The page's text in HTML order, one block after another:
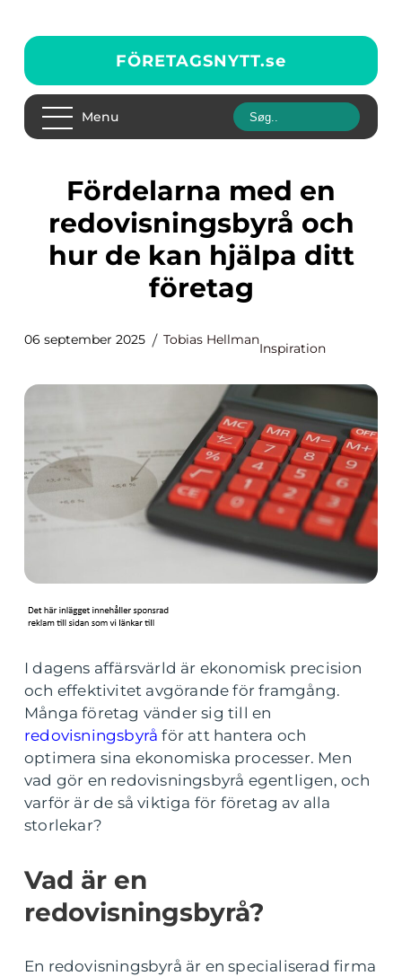
FÖRETAGSNYTT.se
Menu
Fördelarna med en
redovisningsbyrå och
hur de kan hjälpa ditt
företag
06 september 2025 Tobias Hellman
Inspiration
I dagens affärsvärld är ekonomisk precision
och effektivitet avgörande för framgång.
Många företag vänder sig till en
redovisningsbyrå för att hantera och
optimera sina ekonomiska processer. Men
vad gör en redovisningsbyrå egentligen, och
varför är de så viktiga för företag av alla
storlekar?
Vad är en
redovisningsbyrå?
En redovisningsbyrå är en specialiserad firma